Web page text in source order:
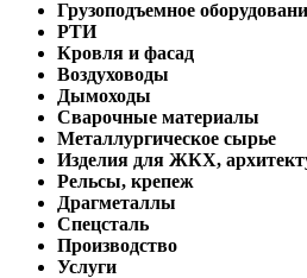
Грузоподъемное
РТИ
Кровля и фасад
Воздуховоды
Дымоходы
Сварочные материалы
Металлургическое сырье
Изделия для ЖКХ,
Рельсы, крепеж
Драгметаллы
Спецсталь
Производство
Услуги